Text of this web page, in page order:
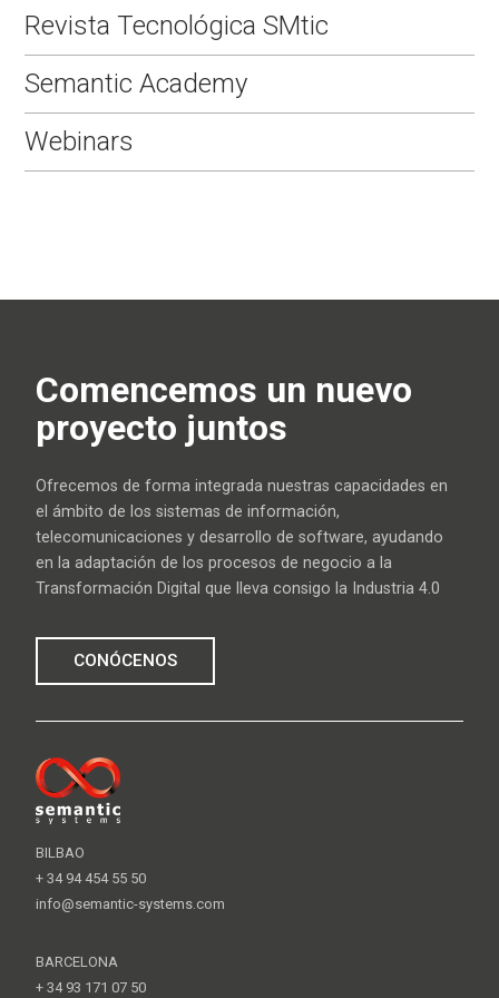
Revista Tecnológica SMtic
Semantic Academy
Webinars
Comencemos un nuevo
proyecto juntos
Ofrecemos de forma integrada nuestras capacidades en
el ámbito de los sistemas de información,
telecomunicaciones y desarrollo de software, ayudando
en la adaptación de los procesos de negocio a la
Transformación Digital que lleva consigo la Industria 4.0
CONÓCENOS
BILBAO
+ 34 94 454 55 50
info@semantic-systems.com
BARCELONA
+ 34 93 171 07 50